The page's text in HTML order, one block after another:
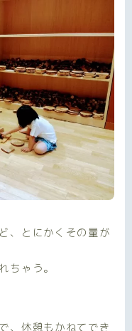
、とにかくその量が
ちゃう。
、休憩もかねてでき